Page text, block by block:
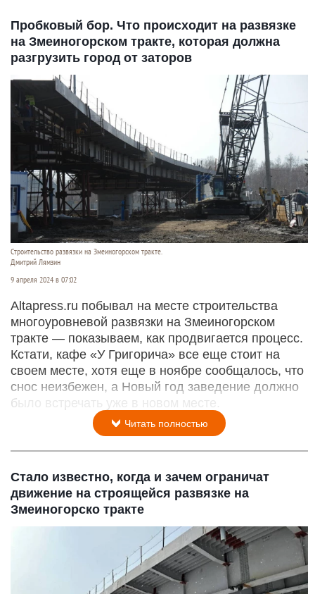
Пробковый бор. Что происходит на развязке
на Змеиногорском тракте, которая должна
разгрузить город от заторов
Строительство развязки на Змеиногорском тракте.
Дмитрий Лямзин
9 апреля 2024 в 07:02
Altapress.ru побывал на месте строительства
многоуровневой развязки на Змеиногорском
тракте — показываем, как продвигается процесс.
Кстати, кафе «У Григорича» все еще стоит на
своем месте, хотя еще в ноябре сообщалось, что
снос неизбежен, а Новый год заведение должно
было встречать уже в новом месте.
Читать полностью
Стало известно, когда и зачем ограничат
движение на строящейся развязке на
Змеиногорско тракте